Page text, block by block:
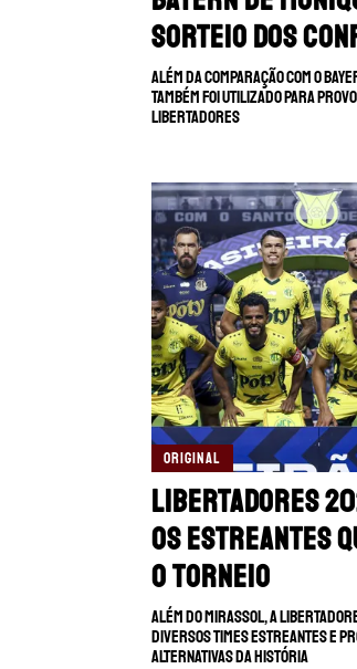
sorteio dos
Além da comparação com o
também foi utilizado para
Libertadores
ORIGINAL
Libertadores
os estreantes
o torneio
Além do Mirassol, a
diversos times estreantes e
alternativas da história